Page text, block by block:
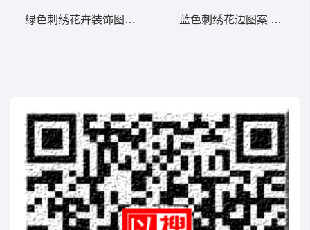
绿色刺绣花卉装饰图案 花型 蓝色刺绣花边图案 花型